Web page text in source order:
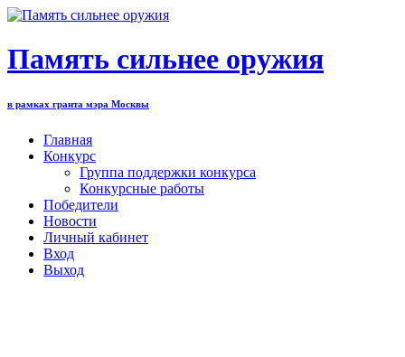
Перейти
содержимому
Память сильнее оружия
в рамках гранта мэра Москвы
Главная
Конкурс
Группа поддержки конкурса
Конкурсные работы
Победители
Новости
Личный кабинет
Вход
Выход